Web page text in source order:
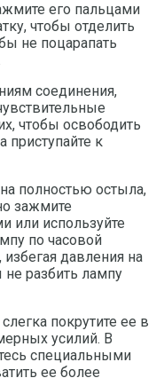
его пальцами
чтобы отделить
не поцарапать
соединения,
чтобы освободить
приступайте к
полностью остыла,
зажмите
или используйте
по часовой
давления на
не разбить лампу
покрутите ее в
усилий. В
специальными
ее более